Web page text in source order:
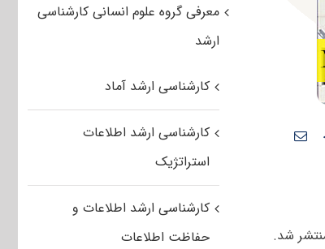
معرفی گروه علوم انسانی کارشناسی
ارشد
کارشناسی ارشد آماد
کارشناسی ارشد اطلاعات
استراتژیک
کارشناسی ارشد اطلاعات و
حفاظت اطلاعات